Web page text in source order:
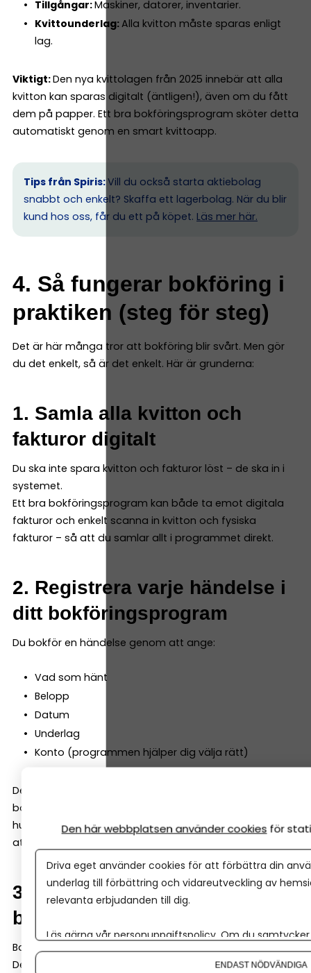
Tillgångar:Maskiner, datorer, inventarier.
Kvittounderlag:Alla kvitton måste sparas enligt
lag.
Viktigt:Den nya kvittolagen från 2025 innebär att alla
kvitton kan sparas digitalt (äntligen!), även om du fått
dem på papper. Ett bra bokföringsprogram sköter detta
automatiskt genom en smart kvittoapp.
Tips från Spiris:Vill du också starta aktiebolag
snabbt och enkelt? Skaffa ett lagerbolag. När du blir
kund hos oss, får du ett på köpet. Läs mer här.
4. Så fungerar bokföring i
praktiken (steg för steg)
Det är här många tror att bokföring blir svårt. Men gör
du det enkelt, så är det enkelt. Här är grunderna:
1. Samla alla kvitton och
fakturor digitalt
Du ska inte spara kvitton och fakturor löst – de ska in i
systemet.
Ett bra bokföringsprogram kan både ta emot digitala
fakturor och enkelt scanna in kvitton och fysiska
fakturor – så att du samlar allt i programmet direkt.
2. Registrera varje händelse i
ditt bokföringsprogram
Du bokför en händelse genom att ange:
Vad som hänt
Belopp
Datum
Underlag
Konto (programmen hjälper dig välja rätt)
Det är mycket enklare än det låter –
bokföringsprogrammet läser av underlaget och föreslår
hur det ska bokföras. Ditt jobb är oftast att godkänna
att allt se ok ut!
3. Matcha bokföringen mot
bankkontot
Bankhändelser måste stämma med bokföringen.
De flesta program har bankkoppling som gör
Den här webbplatsen använder cookies för
Driva eget använder cookies för att förbättra din
underlag till förbättring och vidareutveckling av
relevanta erbjudanden till dig.
Läs gärna vår personuppgiftspolicy. Om du
Om du vill ändra ditt val i efterhand hittar du den
ENDAST NÖDVÄNDIGA